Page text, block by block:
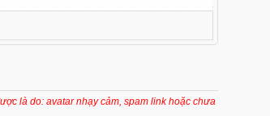
trước
trướclà do: avatar nhạy cảm, spam link hoặc chưa